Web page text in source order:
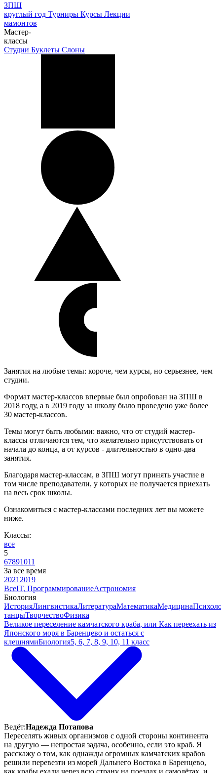
ЗПШ
круглый год Турниры Курсы Лекции
мамонтов
Мастер-
классы
Студии Буклеты Слоны
Занятия на любые темы: короче, чем курсы, но серьезнее, чем
студии.
Формат мастер-классов впервые был опробован на ЗПШ в
2018 году, а в 2019 году за школу было проведено уже более
30 мастер-классов.
Темы могут быть любыми: важно, что от студий мастер-
классы отличаются тем, что желательно присутствовать от
начала до конца, а от курсов - длительностью в одно-два
занятия.
Благодаря мастер-классам, в ЗПШ могут принять участие в
том числе преподаватели, у которых не получается приехать
на весь срок школы.
Ознакомиться с мастер-классами последних лет вы можете
ниже.
Классы:
все
5
67891011
За все время
2021 2019
ВсеIT, ПрограммированиеАстрономия
Биология
ИсторияЛингвистикаЛитератураМатематикаМедицина
танцыТворчествоФизика
Великое переселение камчатского краба, или Как переехать из
Японского моря в Баренцево и остаться с
клешнямиБиология5, 6, 7, 8, 9, 10, 11 класс
Ведёт:Надежда Потапова
Переселять живых организмов с одной стороны континента
на другую — непростая задача, особенно, если это краб. Я
расскажу о том, как однажды огромных камчатских крабов
решили перевезти из морей Дальнего Востока в Баренцево,
как крабы ехали через всю страну на поездах и самолётах, и